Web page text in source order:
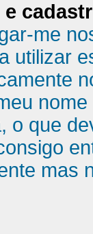
me
utilizar
o que
mas